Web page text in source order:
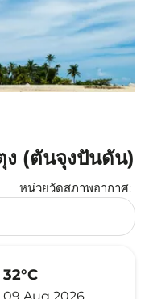
ง (ตันจุงปันดัน)
หน่วยวัดสภาพอากาศ:
32°C
09 Aug 2026